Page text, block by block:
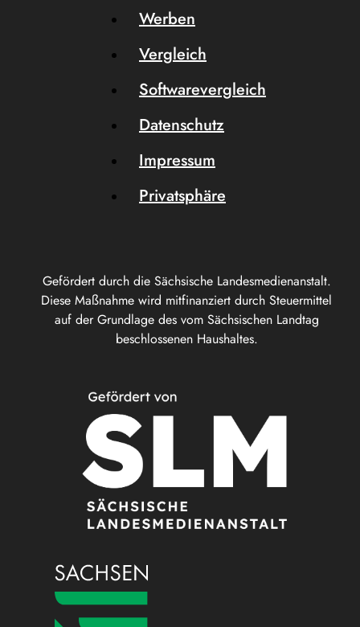
Gefördert durch die Sächsische Landesmedienanstalt.
Diese Maßnahme wird mitfinanziert durch Steuermittel
auf der Grundlage des vom Sächsischen Landtag
beschlossenen Haushaltes.
Werben
Vergleich
Softwarevergleich
Datenschutz
Impressum
Privatsphäre